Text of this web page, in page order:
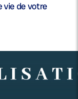
vie de votre